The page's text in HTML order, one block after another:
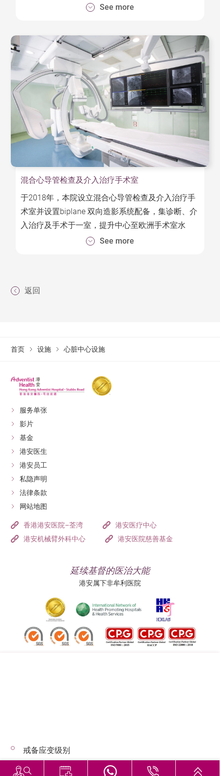
See more
混合心导管检查及介入治疗手术室
于2018年，本院设立混合心导管检查及介入治疗手
术室并设置biplane 双向造影系统配备，集诊断、介
入治疗及手术于一室，提升中心至欧洲手术室水
平，提供及时性治疗并降低手术风险。
VD20）为医生提供更多角度、更精准的参考影像，
灵活定位
提升患者舒适度及用户体验，加速复原，减少出
现并发症的机会，以求长远达至更佳的治疗效
果。
See more
返回
首页 设施 心脏中心设施
服务单张
影片
基金
港安医生
港安员工
私隐声明
法律条款
网站地图
香港港安医院–荃湾
港安医疗中心
港安机械臂外科中心
港安医院慈善基金
延续基督的医治大能
港安属下非牟利医院
© 2026 版权所有 © 港安医疗 保留一切权利
戒备应变级别
恶劣天气下的诊症安排